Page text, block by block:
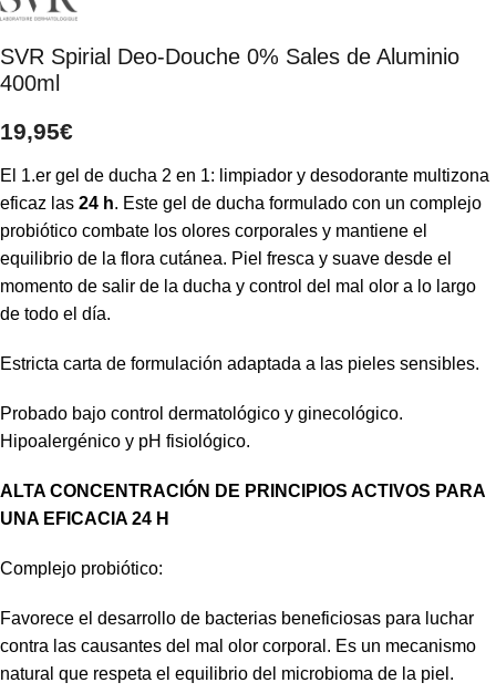
SVR Spirial Deo-Douche 0% Sales de Aluminio
400ml
19,95€
El 1.er gel de ducha 2 en 1: limpiador y desodorante multizona
eficaz las 24 h. Este gel de ducha formulado con un complejo
probiótico combate los olores corporales y mantiene el
equilibrio de la flora cutánea. Piel fresca y suave desde el
momento de salir de la ducha y control del mal olor a lo largo
de todo el día.
Estricta carta de formulación adaptada a las pieles sensibles.
Probado bajo control dermatológico y ginecológico.
Hipoalergénico y pH fisiológico.
ALTA CONCENTRACIÓN DE PRINCIPIOS ACTIVOS PARA
UNA EFICACIA 24 H
Complejo probiótico:
Favorece el desarrollo de bacterias beneficiosas para luchar
contra las causantes del mal olor corporal. Es un mecanismo
natural que respeta el equilibrio del microbioma de la piel.